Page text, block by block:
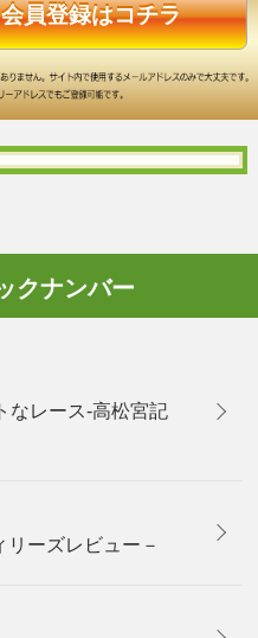
会員登録はコチラ
クナンバー
なレース-高松宮記
ーズレビュー－